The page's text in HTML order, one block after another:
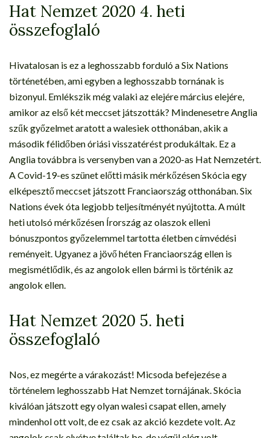
Hat Nemzet 2020 4. heti
összefoglaló
Hivatalosan is ez a leghosszabb forduló a Six Nations
történetében, ami egyben a leghosszabb tornának is
bizonyul. Emlékszik még valaki az elejére március elejére,
amikor az első két meccset játszották? Mindenesetre Anglia
szűk győzelmet aratott a walesiek otthonában, akik a
második félidőben óriási visszatérést produkáltak. Ez a
Anglia továbbra is versenyben van a 2020-as Hat Nemzetért.
A Covid-19-es szünet előtti másik mérkőzésen Skócia egy
elképesztő meccset játszott Franciaország otthonában. Six
Nations évek óta legjobb teljesítményét nyújtotta. A múlt
heti utolsó mérkőzésen Írország az olaszok elleni
bónuszpontos győzelemmel tartotta életben címvédési
reményeit. Ugyanez a jövő héten Franciaország ellen is
megismétlődik, és az angolok ellen bármi is történik az
angolok ellen.
Hat Nemzet 2020 5. heti
összefoglaló
Nos, ez megérte a várakozást! Micsoda befejezése a
történelem leghosszabb Hat Nemzet tornájának. Skócia
kiválóan játszott egy olyan walesi csapat ellen, amely
mindenhol ott volt, de ez csak az akció kezdete volt. Az